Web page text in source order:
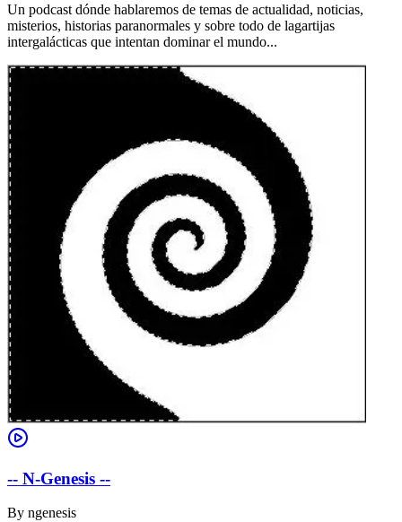
Un podcast dónde hablaremos de temas de actualidad, noticias,
misterios, historias paranormales y sobre todo de lagartijas
intergalácticas que intentan dominar el mundo...
-- N-Genesis --
By ngenesis